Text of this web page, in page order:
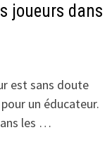
joueurs dans
est sans doute
un éducateur.
les …